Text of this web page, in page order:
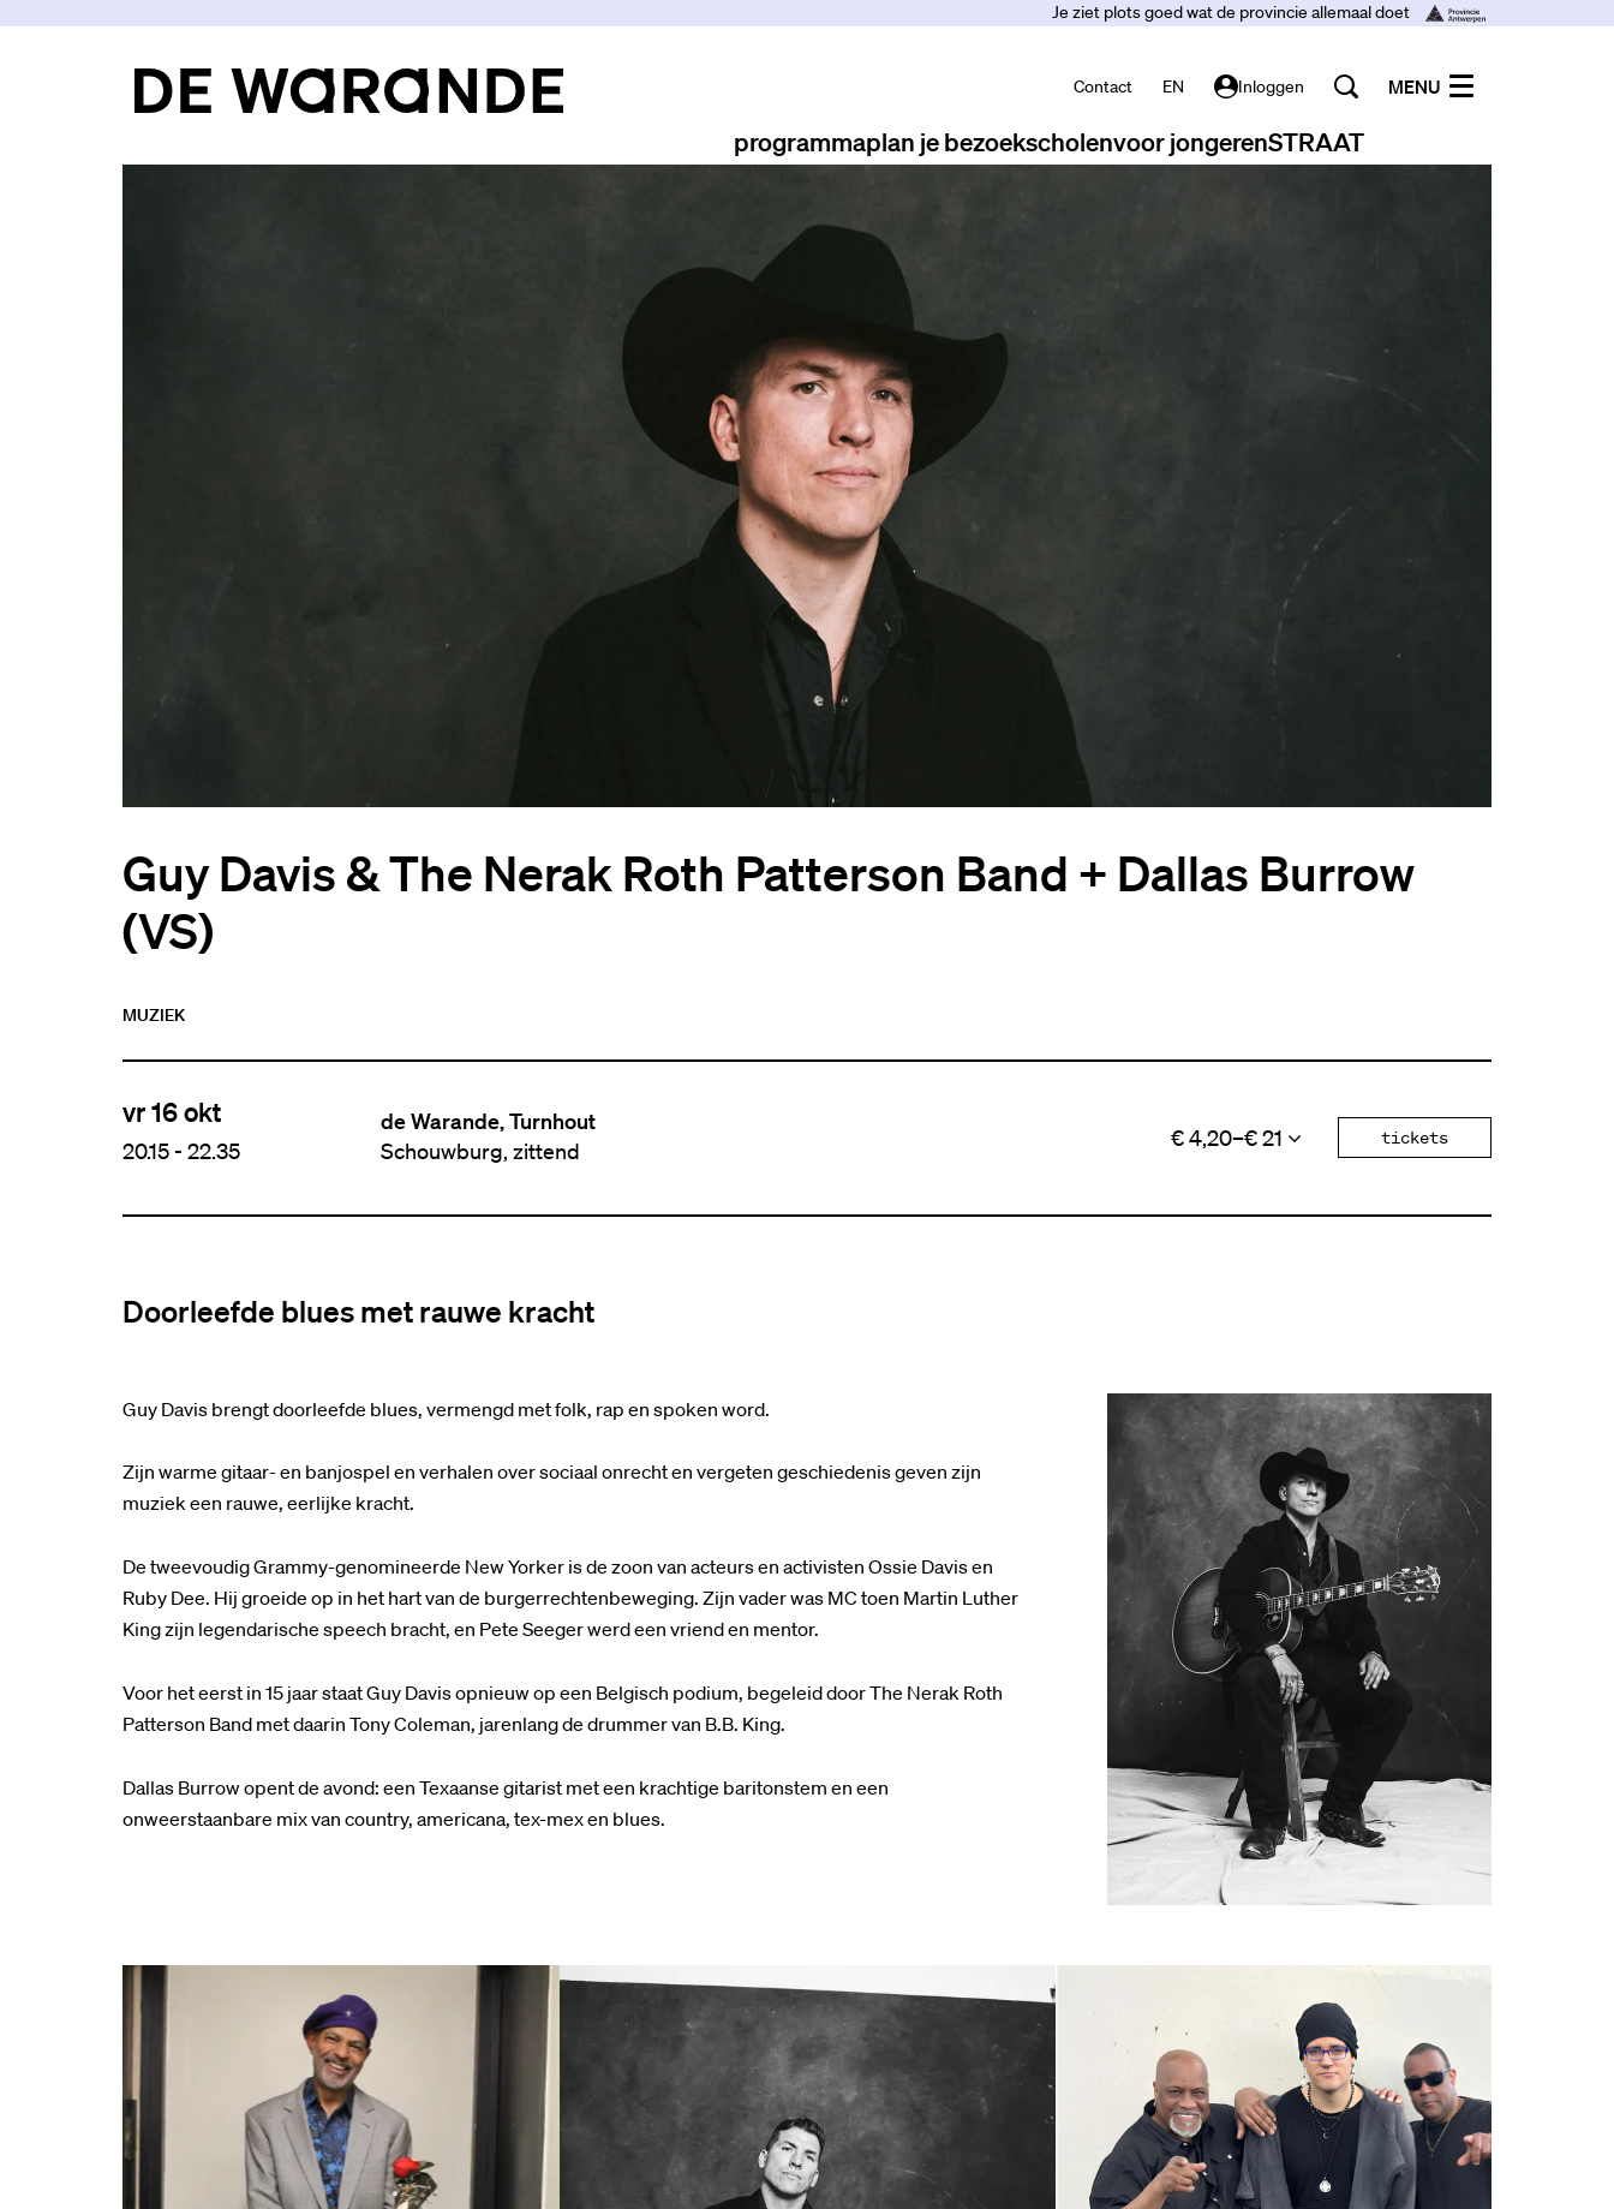
Je ziet plots goed wat de provincie allemaal doet
Contact EN Inloggen
programmaplan je bezoekscholenvoor jongerenSTRAAT
MENU
Guy Davis & The Nerak Roth Patterson Band + Dallas Burrow
(VS)
MUZIEK
vr 16 okt
20.15 - 22.35
de Warande, Turnhout
Schouwburg, zittend
€ 4,20–€ 21 tickets
Doorleefde blues met rauwe kracht
Guy Davis brengt doorleefde blues, vermengd met folk, rap en spoken word.
Zijn warme gitaar- en banjospel en verhalen over sociaal onrecht en vergeten geschiedenis geven zijn
muziek een rauwe, eerlijke kracht.
De tweevoudig Grammy-genomineerde New Yorker is de zoon van acteurs en activisten Ossie Davis en
Ruby Dee. Hij groeide op in het hart van de burgerrechtenbeweging. Zijn vader was MC toen Martin Luther
King zijn legendarische speech bracht, en Pete Seeger werd een vriend en mentor.
Voor het eerst in 15 jaar staat Guy Davis opnieuw op een Belgisch podium, begeleid door The Nerak Roth
Patterson Band met daarin Tony Coleman, jarenlang de drummer van B.B. King.
Dallas Burrow opent de avond: een Texaanse gitarist met een krachtige baritonstem en een
onweerstaanbare mix van country, americana, tex-mex en blues.
Inzoomen